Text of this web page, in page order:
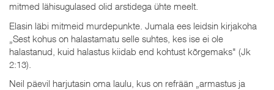
mitmed lähisugulased olid arstidega ühte meelt.
Elasin läbi mitmeid murdepunkte. Jumala ees leidsin kirjakoha
„Sest kohus on halastamatu selle suhtes, kes ise ei ole
halastanud, kuid halastus kiidab end kohtust kõrgemaks" (Jk
2:13).
Neil päevil harjutasin oma laulu, kus on refrään „armastus ja